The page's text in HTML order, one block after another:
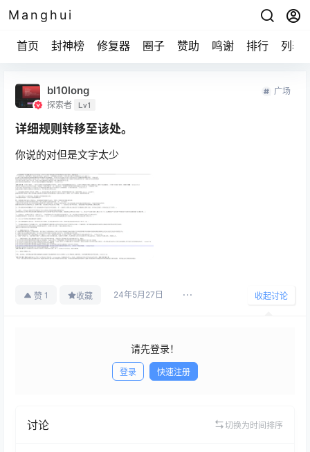
Manghui
首页 封神榜 修复器 圈子 赞助 鸣谢 排行 列表
bl10long
探索者 Lv1
广场
详细规则转移至该处。
你说的对但是文字太少
赞 1 收藏 24年5月27日 收起讨论
请先登录！
登录 快速注册
讨论 切换为时间排序